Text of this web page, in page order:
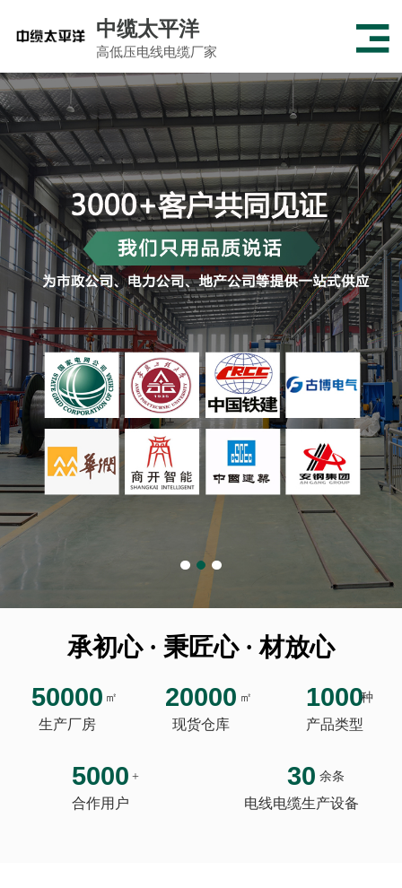
中缆太平洋
高低压电线电缆厂家
承初心 · 秉匠心 · 材放心
50000 ㎡
生产厂房
20000 ㎡
现货仓库
1000种
产品类型
5000 +
合作用户
30 余条
电线电缆生产设备